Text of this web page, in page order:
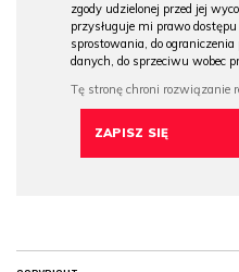
zgody udzielonej przed jej
przysługuje mi prawo
sprostowania, do
danych, do sprzeciwu wobec